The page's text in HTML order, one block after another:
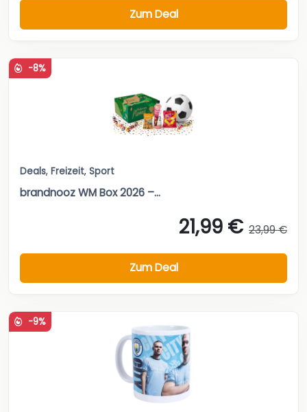
Zum Deal
-8%
Deals, Freizeit, Sport
brandnooz WM Box 2026 –...
21,99 € 23,99 €
Zum Deal
-9%